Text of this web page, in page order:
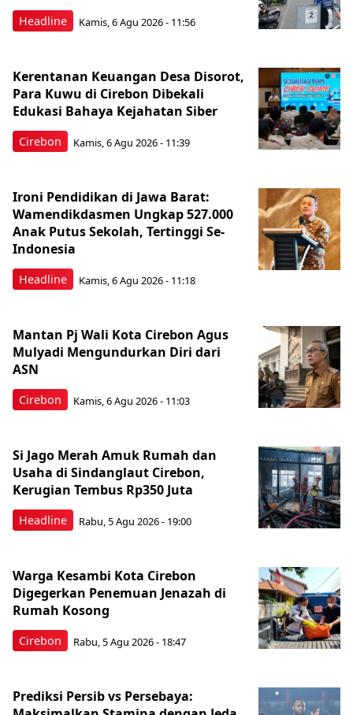
Headline Kamis, 6 Agu 2026 - 11:56
Cirebon
Kerentanan Keuangan Desa Disorot,
Para Kuwu di Cirebon Dibekali
Edukasi Bahaya Kejahatan Siber
Kamis, 6 Agu 2026 - 11:39
Headline
Ironi Pendidikan di Jawa Barat:
Wamendikdasmen Ungkap 527.000
Anak Putus Sekolah, Tertinggi Se-
Indonesia
Kamis, 6 Agu 2026 - 11:18
Cirebon
Mantan Pj Wali Kota Cirebon Agus
Mulyadi Mengundurkan Diri dari
ASN
Kamis, 6 Agu 2026 - 11:03
Headline
Si Jago Merah Amuk Rumah dan
Usaha di Sindanglaut Cirebon,
Kerugian Tembus Rp350 Juta
Rabu, 5 Agu 2026 - 19:00
Cirebon
Warga Kesambi Kota Cirebon
Digegerkan Penemuan Jenazah di
Rumah Kosong
Rabu, 5 Agu 2026 - 18:47
Prediksi Persib vs Persebaya: